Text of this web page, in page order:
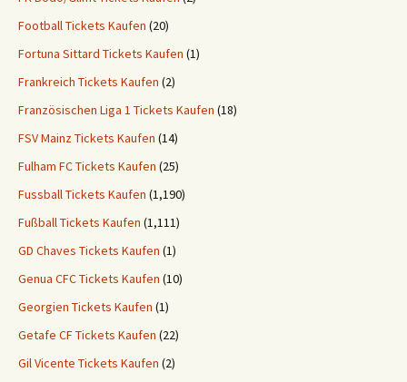
Football Tickets Kaufen (20)
Fortuna Sittard Tickets Kaufen (1)
Frankreich Tickets Kaufen (2)
Französischen Liga 1 Tickets Kaufen (18)
FSV Mainz Tickets Kaufen (14)
Fulham FC Tickets Kaufen (25)
Fussball Tickets Kaufen (1,190)
Fußball Tickets Kaufen (1,111)
GD Chaves Tickets Kaufen (1)
Genua CFC Tickets Kaufen (10)
Georgien Tickets Kaufen (1)
Getafe CF Tickets Kaufen (22)
Gil Vicente Tickets Kaufen (2)